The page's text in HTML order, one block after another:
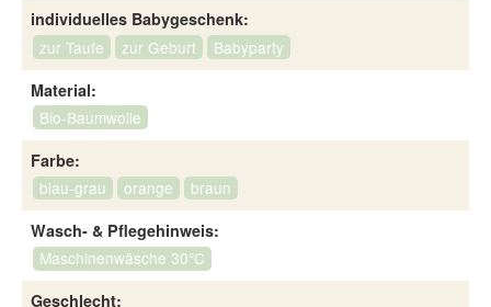
individuelles Babygeschenk:
zur Taufe
zur Geburt
Babyparty
Material:
Bio-Baumwolle
Farbe:
blau-grau
orange
braun
Wasch- & Pflegehinweis:
Maschinenwäsche 30°C
Geschlecht: